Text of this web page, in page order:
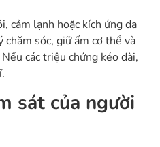
cảm lạnh hoặc kích ứng da
chăm sóc, giữ ấm cơ thể và
các triệu chứng kéo dài,
sát của người